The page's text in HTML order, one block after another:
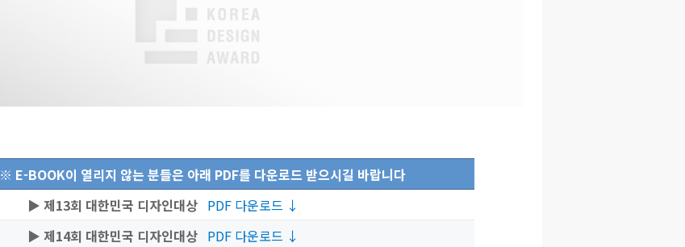
※ E-BOOK이 열리지 않는 분들은 아래 PDF를 다운로드 받으시길 바랍니다
▶ 제13회 대한민국 디자인대상 PDF 다운로드 ↓
▶ 제14회 대한민국 디자인대상 PDF 다운로드 ↓